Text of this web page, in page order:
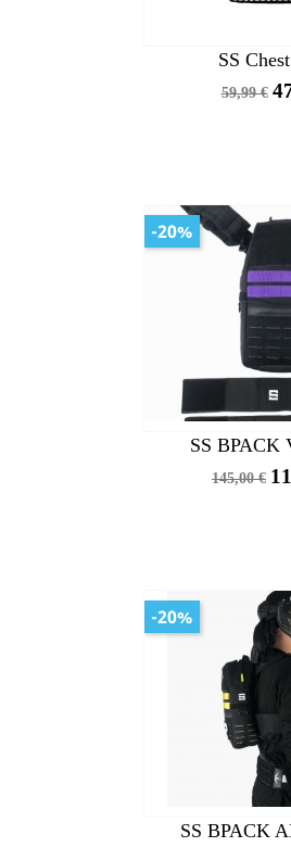
SS
Precio
59,99 €
SS BPACK
Precio
145,00 €
-20%
SS BPACK
-20%